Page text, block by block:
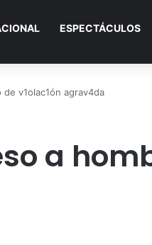
ESPECTÁCULOS
v1olac1ón agrav4da
a